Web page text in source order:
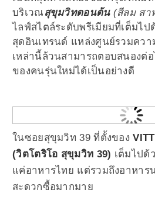
บริเวณ สุขุมวิทตอนต้น (สีลม สา
ไลฟ์สไตล์ระดับพรีเมียมที่เต็มไ
สุดอินเทรนด์ แหล่งศูนย์รวมควา
เหล่านี้ล้วนสามารถตอบสนองต่
ของคนรุ่นใหม่ได้เป็นอย่างดี
ในซอยสุขุมวิท 39 ที่ตั้งของ
(วิตโตริโอ สุขุมวิท 39) เต็มไปด้
แค่อาหารไทย แต่รวมถึงอาหา
สะดวกซื้อมากมาย